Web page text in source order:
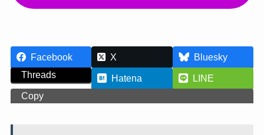
Facebook X
Bluesky
Threads
Hatena
LINE
Copy